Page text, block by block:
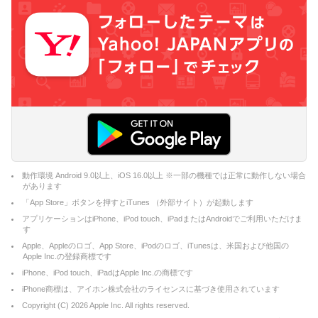
動作環境 Android 9.0以上、iOS 16.0以上 ※一部の機種では正常に動作しない場合
があります
「App Store」ボタンを押すとiTunes （外部サイト）が起動します
アプリケーションはiPhone、iPod touch、iPadまたはAndroidでご利用いただけま
す
Apple、Appleのロゴ、App Store、iPodのロゴ、iTunesは、米国および他国の
Apple Inc.の登録商標です
iPhone、iPod touch、iPadはApple Inc.の商標です
iPhone商標は、アイホン株式会社のライセンスに基づき使用されています
Copyright (C) 2026Apple Inc. All rights reserved.